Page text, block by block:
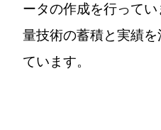
ータの作成を行って
量技術の蓄積と実績
ています。